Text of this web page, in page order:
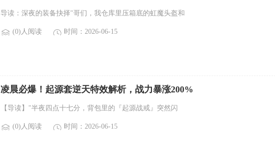
导读：深夜的装备抉择"哥们，我仓库里压箱底的虹魔头盔和
(0)人阅读 时间：2026-06-15
凌晨必爆！起源套逆天特效解析，战力暴涨200%
【导读】"半夜四点十七分，背包里的『起源战戒』突然闪
(0)人阅读 时间：2026-06-15